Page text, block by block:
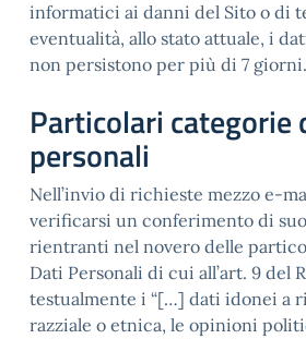
informatici ai danni del Sito o di
eventualità, allo stato attuale, i
non persistono per più di 7 giorni.
Particolari categorie
personali
Nell’invio di richieste mezzo e-
verificarsi un conferimento di
rientranti nel novero delle
Dati Personali di cui all’art. 9 del
testualmente i “[…] dati idonei a
razziale o etnica, le opinioni